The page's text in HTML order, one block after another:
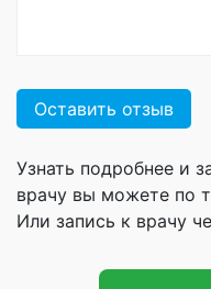
Оставить отзыв
Узнать подробнее и
врачу вы можете по
Или запись к врачу